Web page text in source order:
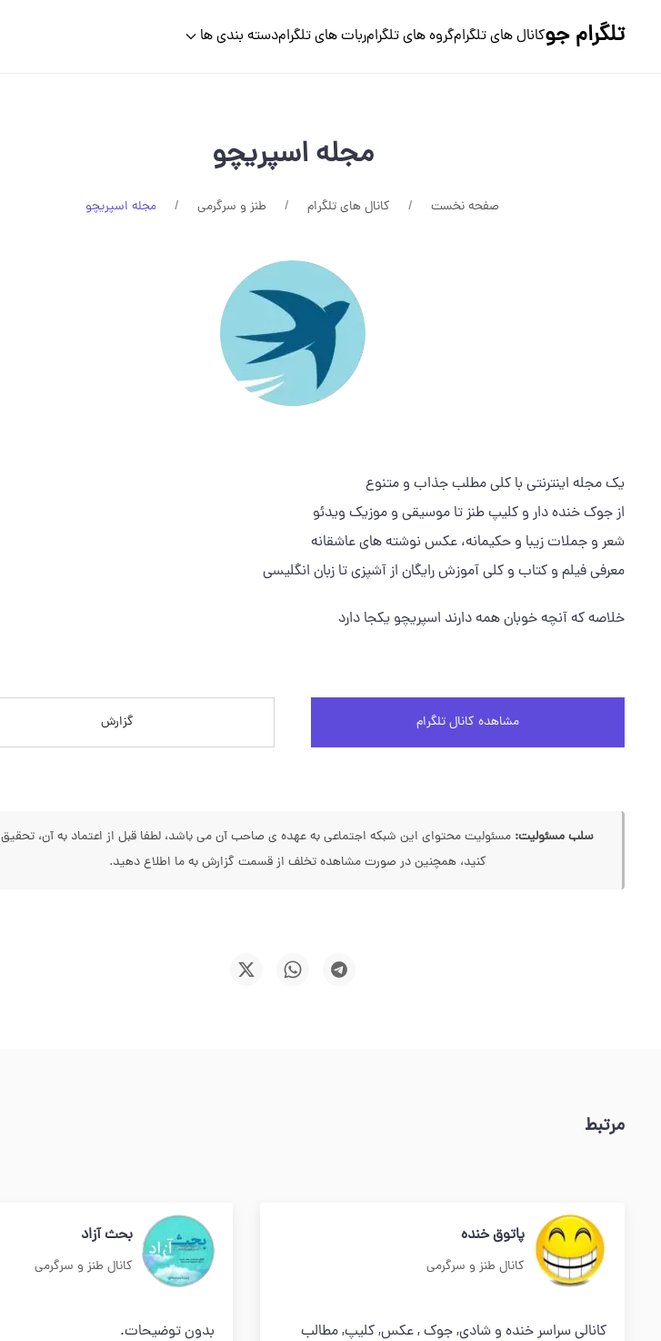
تلگرام جوکانال های تلگرامگروه های تلگرامربات های تلگرامدسته بندی ها
مجله اسپریچو
صفحه نخست کانال های تلگرام طنز و سرگرمی مجله اسپریچو
یک مجله اینترنتی با کلی مطلب جذاب و متنوع
از جوک خنده دار و کلیپ طنز تا موسیقی و موزیک ویدئو
شعر و جملات زیبا و حکیمانه، عکس نوشته های عاشقانه
معرفی فیلم و کتاب و کلی آموزش رایگان از آشپزی تا زبان انگلیسی
خلاصه که آنچه خوبان همه دارند اسپریچو یکجا دارد
مشاهده کانال تلگرام گزارش
سلب مسئولیت: مسئولیت محتوای این شبکه اجتماعی به عهده ی صاحب آن می باشد، لطفا قبل از اعتماد به آن، تحقیق
کنید، همچنین در صورت مشاهده تخلف از قسمت گزارش به ما اطلاع دهید.
مرتبط
پاتوق خنده
کانال طنز و سرگرمی
کانالی سراسر خنده و شادی, جوک , عکس, کلیپ, مطالب
بحث آزاد
کانال طنز و سرگرمی
بدون توضیحات.